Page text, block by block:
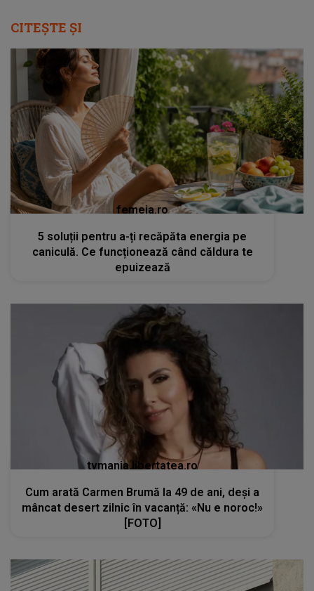
CITEȘTE ȘI
femeia.ro
5 soluții pentru a-ți recăpăta energia pe
caniculă. Ce funcționează când căldura te
epuizează
tvmania.libertatea.ro
Cum arată Carmen Brumă la 49 de ani, deși a
mâncat desert zilnic în vacanță: «Nu e noroc!»
[FOTO]